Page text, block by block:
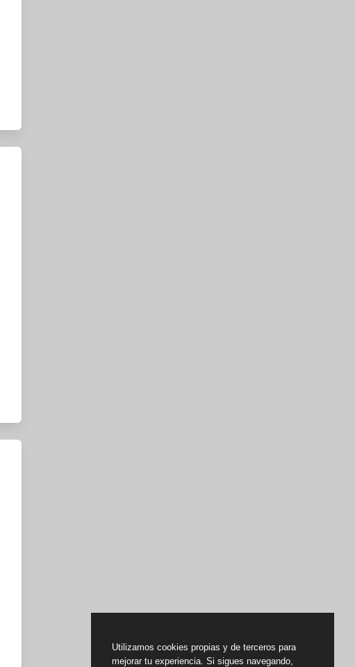
Utilizamos cookies propias y de terceros para
mejorar tu experiencia. Si sigues navegando,